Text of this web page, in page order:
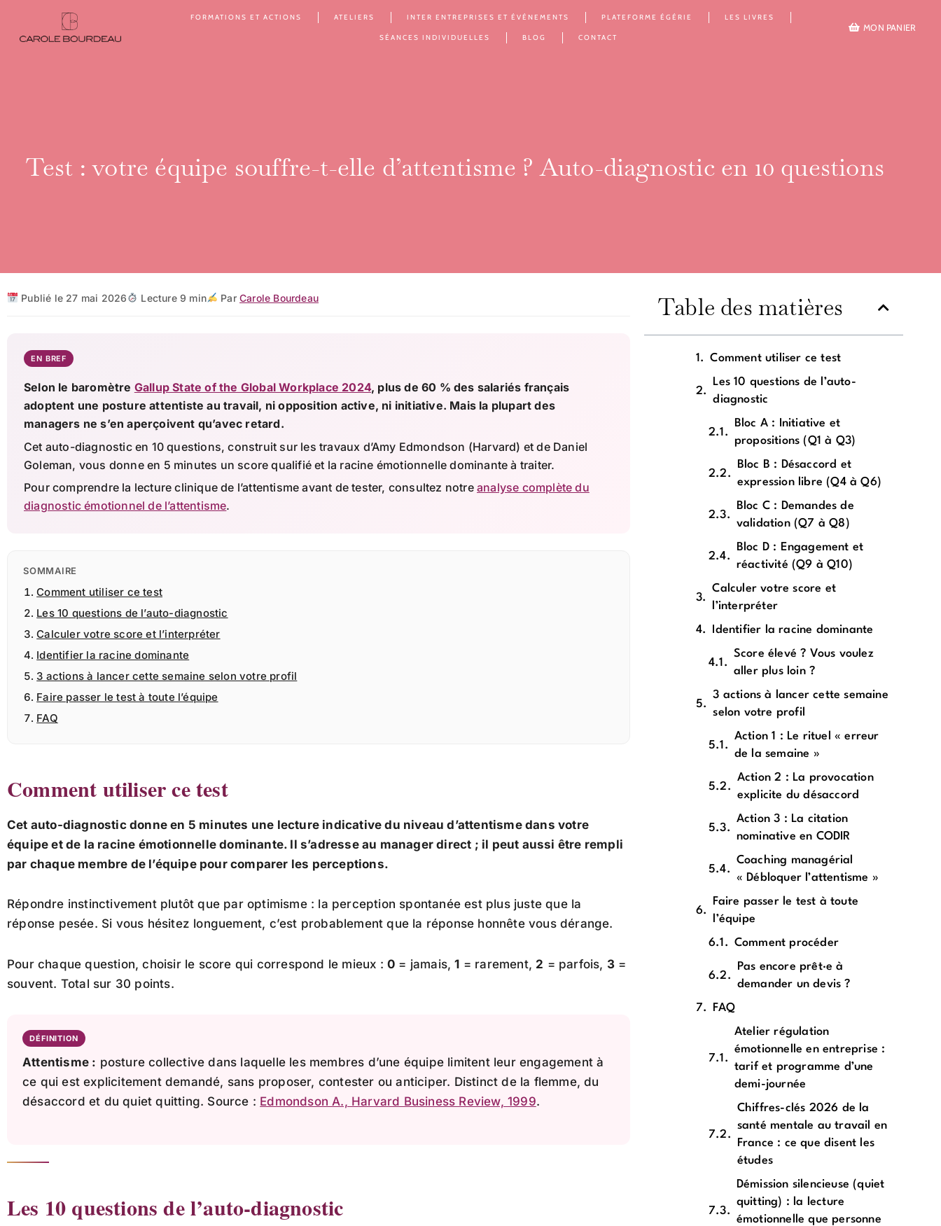
contenu
FORMATIONS ET ACTIONS ATELIERS INTER ENTREPRISES ET ÉVÉNEMENTS PLATEFORME ÉGÉRIE LES LIVRES
SÉANCES INDIVIDUELLES BLOG CONTACT
MON PANIER
Test : votre équipe souffre-t-elle d’attentisme ? Auto-diagnostic en 10 questions
Publié le 27 mai 2026 Lecture 9 min ParCarole Bourdeau
EN BREF
Selon le baromètre Gallup State of the Global Workplace 2024, plus de 60 % des salariés français
adoptent une posture attentiste au travail, ni opposition active, ni initiative. Mais la plupart des
managers ne s’en aperçoivent qu’avec retard.
Cet auto-diagnostic en 10 questions, construit sur les travaux d’Amy Edmondson (Harvard) et de Daniel
Goleman, vous donne en 5 minutes un score qualifié et la racine émotionnelle dominante à traiter.
Pour comprendre la lecture clinique de l’attentisme avant de tester, consultez notreanalyse complète du
diagnostic émotionnel de l’attentisme.
SOMMAIRE
Comment utiliser ce test
Les 10 questions de l’auto-diagnostic
Calculer votre score et l’interpréter
Identifier la racine dominante
3 actions à lancer cette semaine selon votre profil
Faire passer le test à toute l’équipe
FAQ
Comment utiliser ce test
Cet auto-diagnostic donne en 5 minutes une lecture indicative du niveau d’attentisme dans votre
équipe et de la racine émotionnelle dominante. Il s’adresse au manager direct ; il peut aussi être rempli
par chaque membre de l’équipe pour comparer les perceptions.
Répondre instinctivement plutôt que par optimisme : la perception spontanée est plus juste que la
réponse pesée. Si vous hésitez longuement, c’est probablement que la réponse honnête vous dérange.
Pour chaque question, choisir le score qui correspond le mieux : 0 = jamais,1 = rarement, 2 = parfois, 3 =
souvent. Total sur 30 points.
DÉFINITION
Attentisme : posture collective dans laquelle les membres d’une équipe limitent leur engagement à
ce qui est explicitement demandé, sans proposer, contester ou anticiper. Distinct de la flemme, du
désaccord et du quiet quitting. Source : Edmondson A., Harvard Business Review, 1999.
Les 10 questions de l’auto-diagnostic
Table des matières
Comment utiliser ce test
Les 10 questions de l’auto-
diagnostic
Bloc A : Initiative et
propositions (Q1 à Q3)
Bloc B : Désaccord et
expression libre (Q4 à Q6)
Bloc C : Demandes de
validation (Q7 à Q8)
Bloc D : Engagement et
réactivité (Q9 à Q10)
Calculer votre score et
l’interpréter
Identifier la racine dominante
Score élevé ? Vous voulez
aller plus loin ?
3 actions à lancer cette semaine
selon votre profil
Action 1 : Le rituel « erreur
de la semaine »
Action 2 : La provocation
explicite du désaccord
Action 3 : La citation
nominative en CODIR
Coaching managérial
« Débloquer l’attentisme »
Faire passer le test à toute
l’équipe
Comment procéder
Pas encore prêt·e à
demander un devis ?
FAQ
Atelier régulation
émotionnelle en entreprise :
tarif et programme d’une
demi-journée
Chiffres-clés 2026 de la
santé mentale au travail en
France : ce que disent les
études
Démission silencieuse (quiet
quitting) : la lecture
émotionnelle que personne